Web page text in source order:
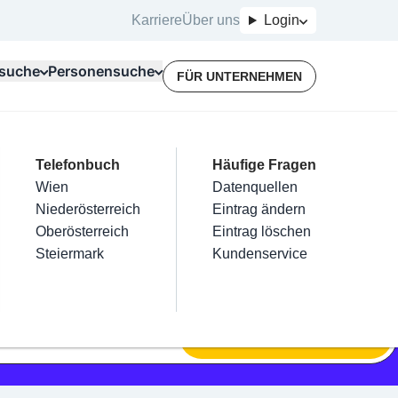
KarriereÜber uns Login
Kategorien
Friseur
Nägel
Haarentfernung
Make-Up
Für Unternehmer
Terminbuchung
Kostenlose Beratung
Top Branchen
Elektriker
Installateure
Maler & Lackierer
Branchen A-Z
Mein Firmeneintrag
Eintrag hinzufügen
Eintrag beanspruchen
Eintrag verwalten
Eintrag bewerben
Personensuche
Telefonbuch
Wien
Niederösterreich
Oberösterreich
Steiermark
Häufige Fragen
Datenquellen
Eintrag ändern
Eintrag löschen
Kundenservice
FÜR UNTERNEHMEN